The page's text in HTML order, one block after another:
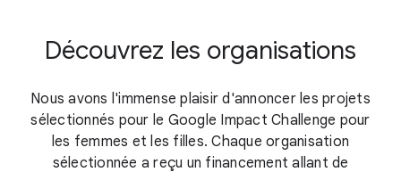
Découvrez les organisations
Nous avons l'immense plaisir d'annoncer les projets
sélectionnés pour le Google Impact Challenge pour
les femmes et les filles. Chaque organisation
sélectionnée a reçu un financement allant de